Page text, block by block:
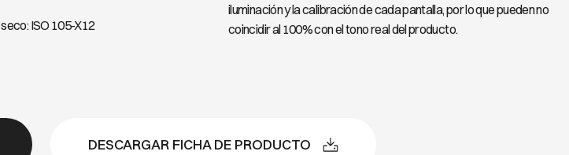
ISO 105-X12
iluminación y la calibración de cada pantalla, por lo que pueden no
coincidir al 100% con el tono real del producto.
DESCARGAR FICHA DE PRODUCTO